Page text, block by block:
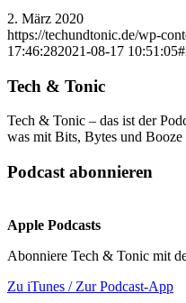
2. März 2020
https://techundtonic.de/wp-
17:46:282021-08-17 10:51:05
Tech & Tonic
Tech & Tonic – das ist der
was mit Bits, Bytes und Booze
Podcast abonnieren
Apple Podcasts
Abonniere Tech & Tonic mit
Zu iTunes / Zur Podcast-App